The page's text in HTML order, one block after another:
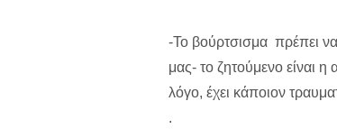
-Το βούρτσισμα πρέπει
μας- το ζητούμενο είναι
λόγο, έχει κάποιον
.